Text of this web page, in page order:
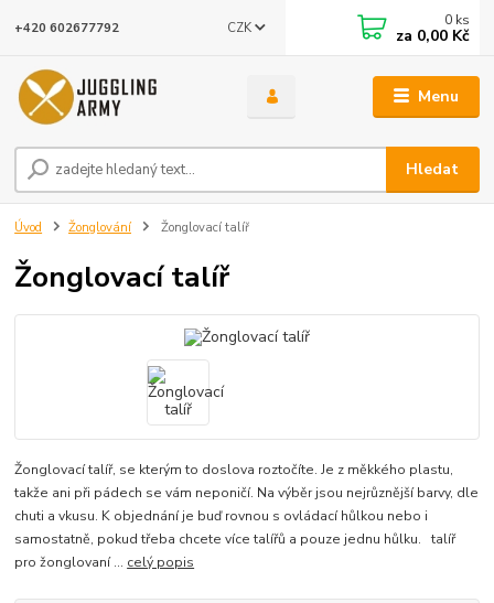
Menu
CZK
Hledat
+420 602677792 0 ks
za 0,00 Kč
Úvod Žonglování Žonglovací talíř
Žonglovací talíř
Žonglovací talíř, se kterým to doslova roztočíte. Je z měkkého plastu,
takže ani při pádech se vám neponičí. Na výběr jsou nejrůznější barvy, dle
chuti a vkusu. K objednání je buď rovnou s ovládací hůlkou nebo i
samostatně, pokud třeba chcete více talířů a pouze jednu hůlku. talíř
pro žonglovaní ... celý popis